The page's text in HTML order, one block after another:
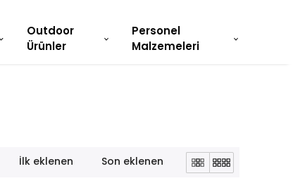
Outdoor
Ürünler
Personel
Malzemeleri
İlk eklenen Son eklenen